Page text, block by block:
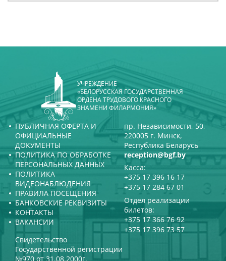
УЧРЕЖДЕНИЕ
«БЕЛОРУССКАЯ ГОСУДАРСТВЕННАЯ
ОРДЕНА ТРУДОВОГО КРАСНОГО
ЗНАМЕНИ ФИЛАРМОНИЯ»
ПУБЛИЧНАЯ ОФЕРТА И
ОФИЦИАЛЬНЫЕ
ДОКУМЕНТЫ
ПОЛИТИКА ПО ОБРАБОТКЕ
ПЕРСОНАЛЬНЫХ ДАННЫХ
ПОЛИТИКА
ВИДЕОНАБЛЮДЕНИЯ
ПРАВИЛА ПОСЕЩЕНИЯ
БАНКОВСКИЕ РЕКВИЗИТЫ
КОНТАКТЫ
ВАКАНСИИ
пр. Независимости, 50,
220005 г. Минск,
Республика Беларусь
reception@bgf.by
Касса:
+375 17 396 16 17
+375 17 284 67 01
Отдел реализации
билетов:
+375 17 366 76 92
+375 17 396 73 57
Свидетельство
Государственной регистрации
№970 от 31.08.2000г.